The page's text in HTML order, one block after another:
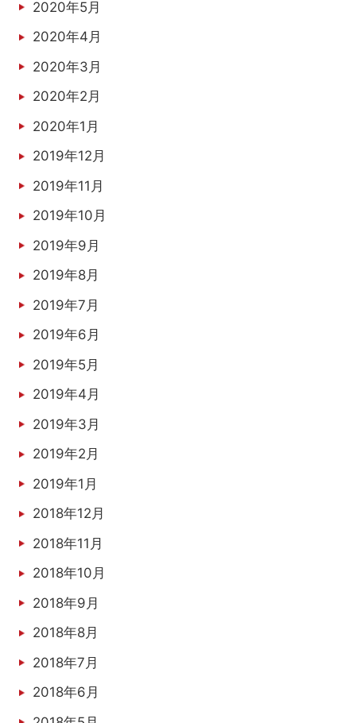
2020年5月
2020年4月
2020年3月
2020年2月
2020年1月
2019年12月
2019年11月
2019年10月
2019年9月
2019年8月
2019年7月
2019年6月
2019年5月
2019年4月
2019年3月
2019年2月
2019年1月
2018年12月
2018年11月
2018年10月
2018年9月
2018年8月
2018年7月
2018年6月